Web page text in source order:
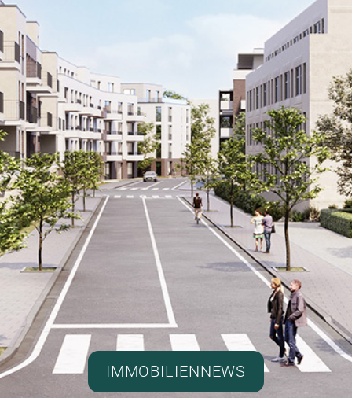
IMMOBILIENNEWS